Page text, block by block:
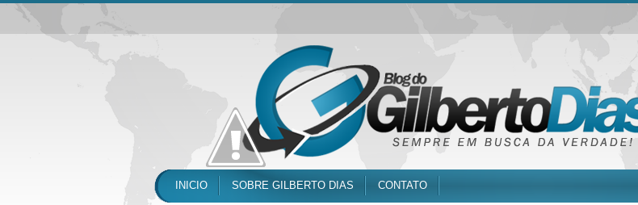
INICIO SOBRE GILBERTO DIAS CONTATO